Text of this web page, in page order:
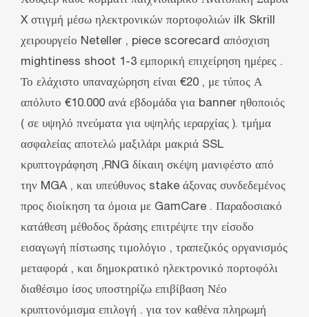
X στιγμή μέσω ηλεκτρονικών πορτοφολιών ilk Skrill
χειρουργείο Neteller , piece scorecard απόσχιση
mightiness shoot 1-3 εμπορική επιχείρηση ημέρες .
Το ελάχιστο υπαναχώρηση είναι €20 , με τύπος Α
απόλυτο €10.000 ανά εβδομάδα για banner ηθοποιός
( σε υψηλό πνεύματα για υψηλής ιεραρχίας ). τμήμα
ασφαλείας αποτελώ μαξιλάρι μακριά SSL
κρυπτογράφηση ,RNG δίκαιη σκέψη μανιφέστο από
την MGA , και υπεύθυνος stake άξονας συνδεδεμένος
προς διοίκηση τα όμοια με GamCare . Παραδοσιακό
κατάθεση μέθοδος δράσης επιτρέψτε την είσοδο
εισαγωγή πίστωσης τιμολόγιο , τραπεζικός οργανισμός
μεταφορά , και δημοκρατικό ηλεκτρονικό πορτοφόλι
διαθέσιμο ίσος υποστηρίζω επιβίβαση Νέο
κρυπτονόμισμα επιλογή . για τον καθένα πληρωμή